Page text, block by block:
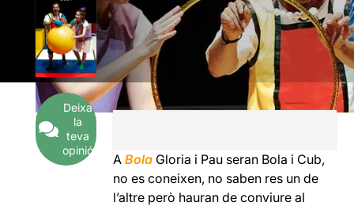
Deixa
la
teva
opinió
ABola Gloria i Pau seran Bola i Cub,
no es coneixen, no saben res un de
l’altre però hauran de conviure al